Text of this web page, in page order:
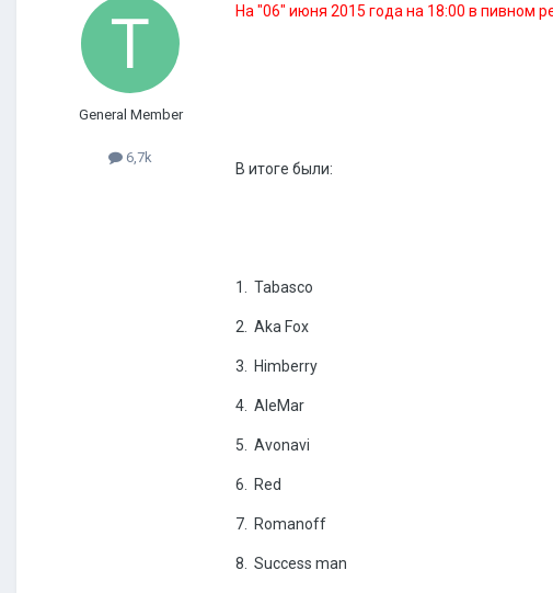
General Member
6,7k
На "06" июня 2015 года на 18:00 в пивном
В итоге были:
1. Tabasco
2. Aka Fox
3. Himberry
4. AleMar
5. Avonavi
6. Red
7. Romanoff
8. Success man